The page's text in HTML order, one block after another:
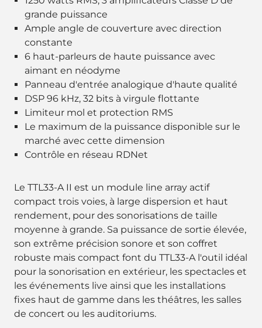
grande puissance
Ample angle de couverture avec direction
constante
6 haut-parleurs de haute puissance avec
aimant en néodyme
Panneau d'entrée analogique d'haute qualité
DSP 96 kHz, 32 bits à virgule flottante
Limiteur mol et protection RMS
Le maximum de la puissance disponible sur le
marché avec cette dimension
Contrôle en réseau RDNet
Le TTL33-A II est un module line array actif
compact trois voies, à large dispersion et haut
rendement, pour des sonorisations de taille
moyenne à grande. Sa puissance de sortie élevée,
son extrême précision sonore et son coffret
robuste mais compact font du TTL33-A l'outil idéal
pour la sonorisation en extérieur, les spectacles et
les événements live ainsi que les installations
fixes haut de gamme dans les théâtres, les salles
de concert ou les auditoriums.